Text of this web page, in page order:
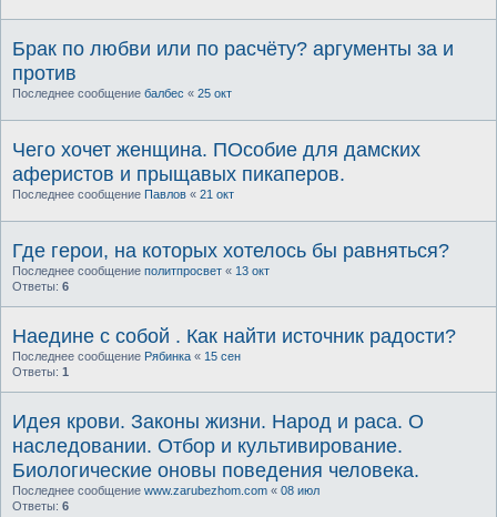
Брак по любви или по расчёту? аргументы за и
против
Последнее сообщение балбес « 25 окт
Чего хочет женщина. ПОсобие для дамских
аферистов и прыщавых пикаперов.
Последнее сообщение Павлов « 21 окт
Где герои, на которых хотелось бы равняться?
Последнее сообщение политпросвет « 13 окт
Ответы: 6
Наедине с собой . Как найти источник радости?
Последнее сообщение Рябинка « 15 сен
Ответы: 1
Идея крови. Законы жизни. Народ и раса. О
наследовании. Отбор и культивирование.
Биологические оновы поведения человека.
Последнее сообщение www.zarubezhom.com « 08 июл
Ответы: 6